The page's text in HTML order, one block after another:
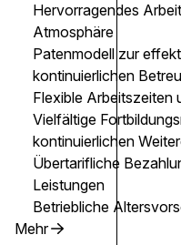
Hervorragendes
Atmosphäre
Patenmodell zur
kontinuierlichen
Flexible Arbeitszeiten
Vielfältige
kontinuierlichen
Übertarifliche
Leistungen
Betriebliche
Mehr